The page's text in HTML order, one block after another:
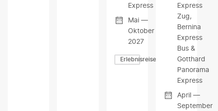
Express
Mai —
Oktober
2027
Erlebnisreisen
Express
Zug,
Bernina
Express
Bus &
Gotthard
Panorama
Express
April —
September